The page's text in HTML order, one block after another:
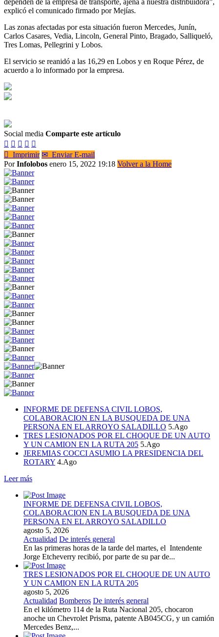
explicó el comunicado firmado por Mejías.
Las zonas afectadas por esta situación fueron Mercedes, Junín,
Carlos Casares, Vedia, Lincoln, General Pinto, Bragado, Salliqueló,
Tres Lomas, Pellegrini y Lobos.
El servicio se reanidó a las 16,29 en Lobos y en Roque Pérez, de
acuerdo a lo informado por la empresa.
Social media Comparte este artículo
    
 Imprimir ✉ Enviar E-mail
PorInfolobos enero 15, 2022 19:18 Volver a la Home
INFORME DE DEFENSA CIVIL LOBOS,
COLABORACION EN LA BUSQUEDA DE UNA
PERSONA EN EL ARROYO SALADILLO 5.Ago
TRES LESIONADOS POR EL CHOQUE DE UN AUTO
Y UN CAMION EN LA RUTA 205 5.Ago
JEREMIAS COCCI ASUMIO LA PRESIDENCIA DEL
ROTARY 4.Ago
Leer más
INFORME DE DEFENSA CIVIL LOBOS,
COLABORACION EN LA BUSQUEDA DE UNA
PERSONA EN EL ARROYO SALADILLO
agosto 5, 2026
Actualidad De interés general
En las primeras horas de la tarde del martes, el Intendente
Jorge Etcheverry recibió, por parte de su par de...
TRES LESIONADOS POR EL CHOQUE DE UN AUTO
Y UN CAMION EN LA RUTA 205
agosto 5, 2026
Actualidad Bomberos De interés general
En el kilómetro 114 de la Ruta Nacional 205, chocaron
anoche un Chevrolet Prisma, patente AB045CG, y un camión
Mercedes Benz,...